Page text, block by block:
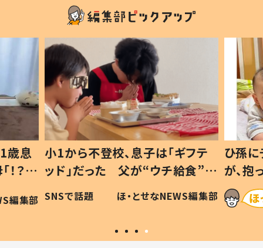
歳息
？」
編集部
小1から不登校、息子は「ギフテ
ッド」だった 父が“ウチ給食”を
作り続ける理由とは #令和の親
#令和の子
SNSで話題 ほ・とせなNEWS編集部
ひ孫
が、
「涙が
い」